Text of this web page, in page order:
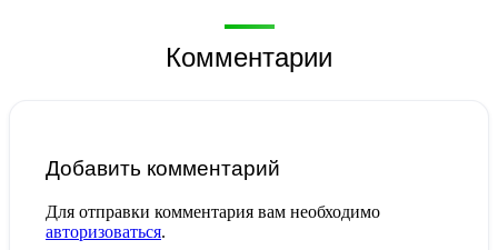
Комментарии
Добавить комментарий
Для отправки комментария вам необходимо
авторизоваться.